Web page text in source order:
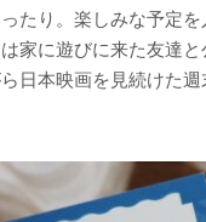
たり。楽しみな予定
家に遊びに来た友達
日本映画を見続けた週